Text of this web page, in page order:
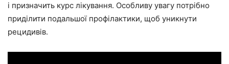
і призначить курс лікування. Особливу увагу потрібно
приділити подальшої профілактики, щоб уникнути
рецидивів.